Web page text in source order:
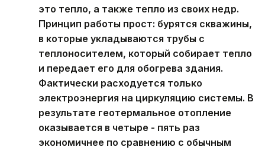
это тепло, а также тепло из своих недр.
Принцип работы прост: бурятся скважины,
в которые укладываются трубы с
теплоносителем, который собирает тепло
и передает его для обогрева здания.
Фактически расходуется только
электроэнергия на циркуляцию системы. В
результате геотермальное отопление
оказывается в четыре - пять раз
экономичнее по сравнению с обычным